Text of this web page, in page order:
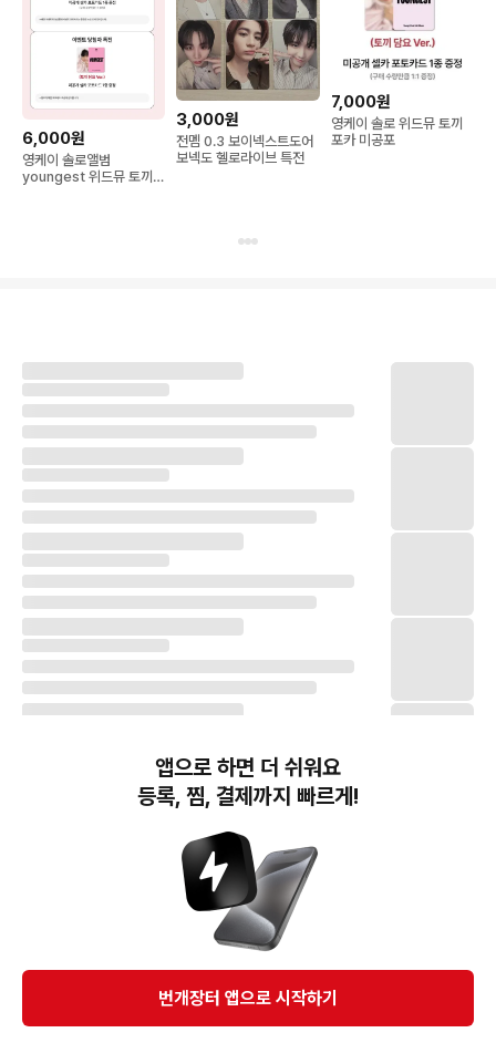
6,000원
영케이 솔로앨범
youngest 위드뮤 토끼
3,000원
전멤 0.3 보이넥스트도어
보넥도 헬로라이브 특전
7,000원
영케이 솔로 위드뮤 토끼
포카 미공포
번개장터(주) 사업자정보, 이용약관 및 기타 법적고지
번개장터㈜는 통신판매중개자이며, 통신판매의 당사자가 아닙니다. 전자상거래 등에서의
소비자보호에 관한 법률 등 관련 법령 및 번개장터㈜의 약관에 따라 상품, 상품정보, 거래에 관한 책임은
개별 판매자에게 귀속하고, 번개장터㈜는 원칙적으로 회원간 거래에 대하여 책임을 지지 않습니다.
다만, 번개장터㈜가 직접 판매하는 상품에 대한 책임은 번개장터㈜에게 귀속합니다.
APP 다운로드
앱으로 하면 더 쉬워요
등록, 찜, 결제까지 빠르게!
번개장터 앱으로 시작하기